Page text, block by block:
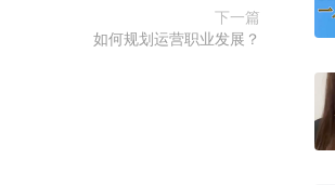
下一篇
如何规划运营职业发展？